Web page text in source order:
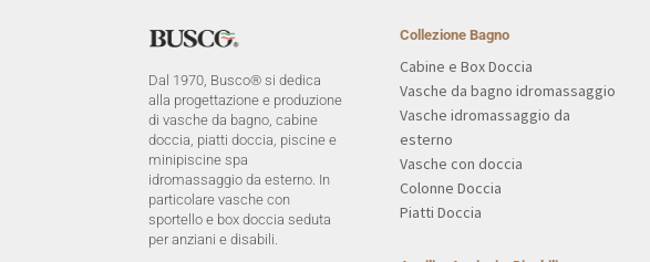
Dal 1970, Busco® si dedica
alla progettazione e produzione
di vasche da bagno, cabine
doccia, piatti doccia, piscine e
minipiscine spa
idromassaggio da esterno. In
particolare vasche con
sportello e box doccia seduta
per anziani e disabili.
Collezione Bagno
Cabine e Box Doccia
Vasche da bagno idromassaggio
Vasche idromassaggio da
esterno
Vasche con doccia
Colonne Doccia
Piatti Doccia